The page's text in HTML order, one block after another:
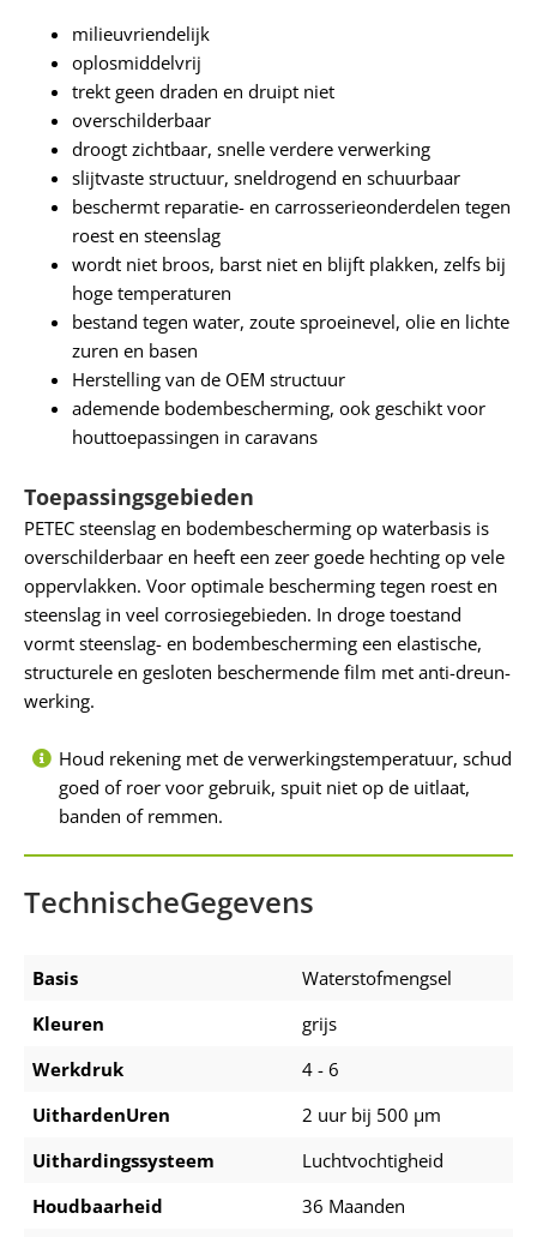
milieuvriendelijk
oplosmiddelvrij
trekt geen draden en druipt niet
overschilderbaar
droogt zichtbaar, snelle verdere verwerking
slijtvaste structuur, sneldrogend en schuurbaar
beschermt reparatie- en carrosserieonderdelen tegen
roest en steenslag
wordt niet broos, barst niet en blijft plakken, zelfs bij
hoge temperaturen
bestand tegen water, zoute sproeinevel, olie en lichte
zuren en basen
Herstelling van de OEM structuur
ademende bodembescherming, ook geschikt voor
houttoepassingen in caravans
Toepassingsgebieden
PETEC steenslag en bodembescherming op waterbasis is
overschilderbaar en heeft een zeer goede hechting op vele
oppervlakken. Voor optimale bescherming tegen roest en
steenslag in veel corrosiegebieden. In droge toestand
vormt steenslag- en bodembescherming een elastische,
structurele en gesloten beschermende film met anti-dreun-
werking.
Houd rekening met de verwerkingstemperatuur, schud
goed of roer voor gebruik, spuit niet op de uitlaat,
banden of remmen.
TechnischeGegevens
Basis
Waterstofmengsel
Kleuren
grijs
Werkdruk
4 - 6
UithardenUren
2 uur bij 500 μm
Uithardingssysteem
Luchtvochtigheid
Houdbaarheid
36 Maanden